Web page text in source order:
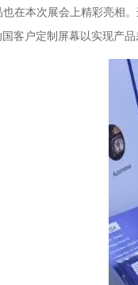
在本次展会上精彩亮相
客户定制屏幕以实现产品